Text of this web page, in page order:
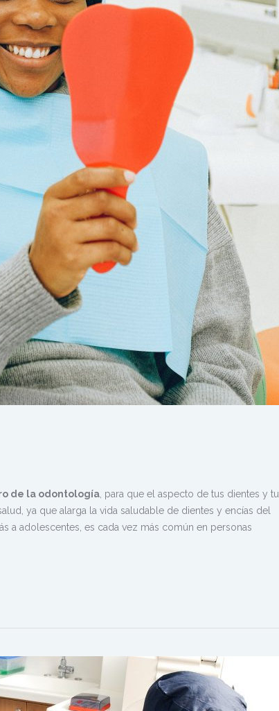
de la odontología , para que el aspecto de tus dientes y tu
ya que alarga la vida saludable de dientes y encías del
a adolescentes, es cada vez más común en personas